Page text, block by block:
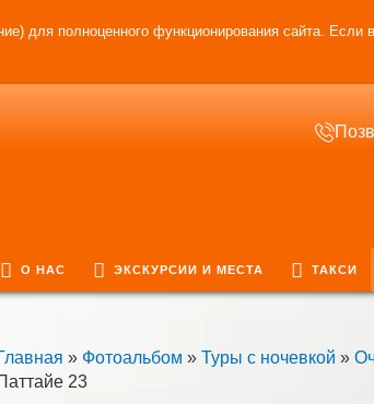
для полноценного функционирования сайта. Если
О НАС ЭКСКУРСИИ И МЕСТА ТАКСИ
» Фотоальбом » Туры с ночевкой »
23